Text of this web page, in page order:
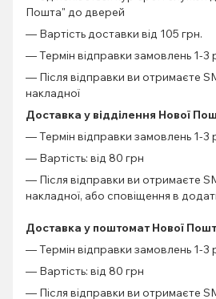
Пошта" до дверей
— Вартість доставки від 105 грн.
— Термін відправки замовлень 1-3
— Після відправки ви отримаєте
накладної
Доставка у відділення Нової
— Термін відправки замовлень 1-3
— Вартість: від 80 грн
— Після відправки ви отримаєте
накладної, або сповіщення в
Доставка у поштомат Нової
— Термін відправки замовлень 1-3
— Вартість: від 80 грн
— Після відправки ви отримаєте